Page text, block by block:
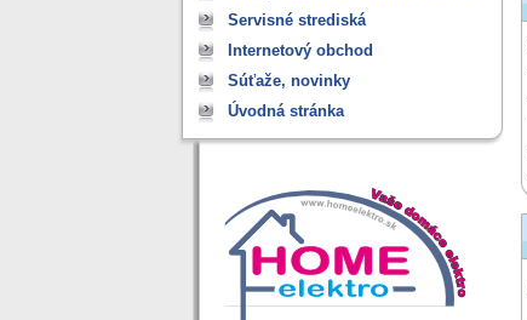
Servisné strediská
Internetový obchod
Súťaže, novinky
Úvodná stránka